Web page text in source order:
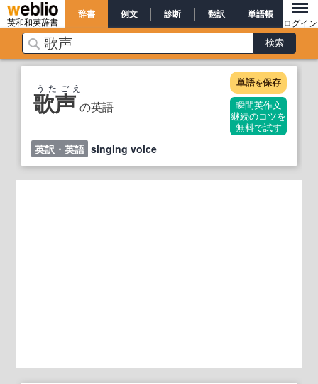
英和和英辞書
辞書 例文 診断 翻訳 単語帳
ログイン
歌声 の英語
うたごえ 単語を保存
瞬間英作文
継続のコツを
無料で試す
英訳・英語 singing voice